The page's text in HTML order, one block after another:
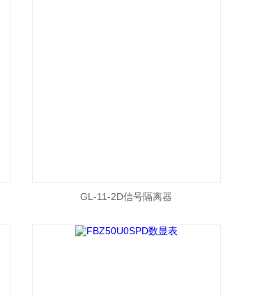
GL-11-2D信号隔离器